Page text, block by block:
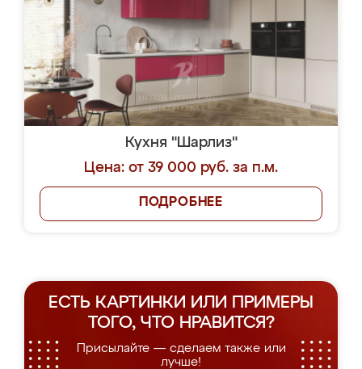
Кухня "Шарлиз"
Цена: от 39 000 руб. за п.м.
ПОДРОБНЕЕ
ЕСТЬ КАРТИНКИ ИЛИ ПРИМЕРЫ
ТОГО, ЧТО НРАВИТСЯ?
Присылайте — сделаем также или
лучше!